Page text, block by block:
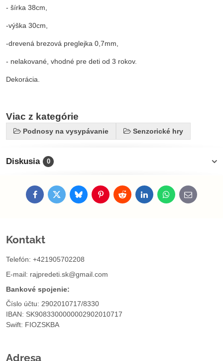
- šírka 38cm,
-výška 30cm,
-drevená brezová preglejka 0,7mm,
- nelakované, vhodné pre deti od 3 rokov.
Dekorácia.
Viac z kategórie
Podnosy na vysypávanie Senzorické hry
Diskusia 0
FacebookTwitterBlueskyPinterestRedditLinkedInWhatsApp
E-
mail
Kontakt
Telefón: +421905702208
E-mail: rajpredeti.sk@gmail.com
Bankové spojenie:
Číslo účtu: 2902010717/8330
IBAN: SK9083300000002902010717
Swift: FIOZSKBA
Adresa